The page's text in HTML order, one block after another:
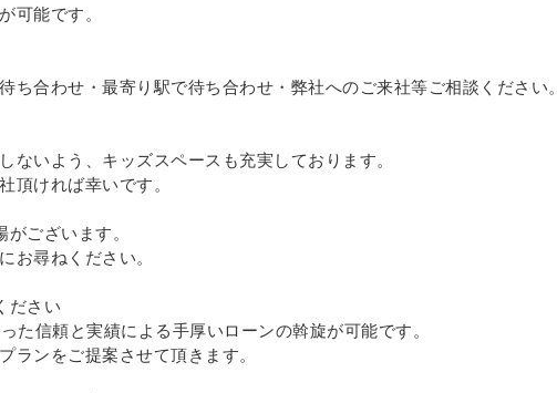
可能です。
ち合わせ・最寄り駅で待ち合わせ・弊社へのご来社等ご相談ください。
ないよう、キッズスペースも充実しております。
頂ければ幸いです。
ございます。
お尋ねください。
ださい
た信頼と実績による手厚いローンの斡旋が可能です。
ランをご提案させて頂きます。